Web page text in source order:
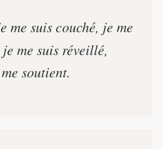
me suis couché, je me
me suis réveillé,
soutient.